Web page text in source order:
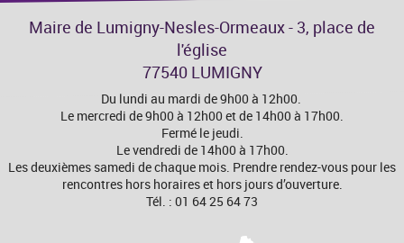
Maire de Lumigny-Nesles-Ormeaux - 3, place de
l'église
77540 LUMIGNY
Du lundi au mardi de 9h00 à 12h00.
Le mercredi de 9h00 à 12h00 et de 14h00 à 17h00.
Fermé le jeudi.
Le vendredi de 14h00 à 17h00.
Les deuxièmes samedi de chaque mois. Prendre rendez-vous pour les
rencontres hors horaires et hors jours d’ouverture.
Tél. : 01 64 25 64 73